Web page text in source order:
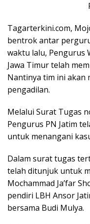
Tagarterkini.com,
bentrok antar
waktu lalu, Pengurus
Jawa Timur telah
Nantinya tim ini akan
pengadilan.
Melalui Surat Tugas
Pengurus PN Jatim
untuk menangani
Dalam surat tugas
telah ditunjuk untuk
Mochammad Ja’far
pendiri LBH Ansor
bersama Budi Mulya.